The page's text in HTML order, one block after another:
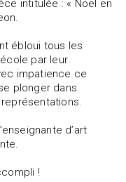
intitulée : « Noël en
ébloui tous les
par leur
impatience ce
plonger dans
d’art
!